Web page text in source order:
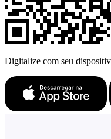
Digitalize com seu